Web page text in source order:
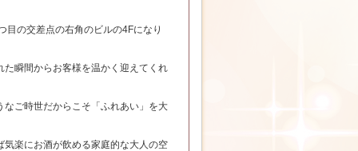
目の交差点の右角のビルの4Fになり
瞬間からお客様を温かく迎えてくれ
ご時世だからこそ「ふれあい」を大
楽にお酒が飲める家庭的な大人の空